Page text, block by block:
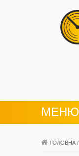
МЕНЮ
ГОЛОВНА /